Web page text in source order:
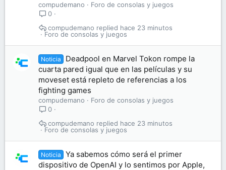
compudemano
Foro de consolas y juegos
0
Foro de consolas y juegos
hace 23 minutos
compudemano
Noticia
Deadpool en Marvel Tokon rompe la
cuarta pared igual que en las películas y su
moveset está repleto de referencias a los
fighting games
compudemano
Foro de consolas y juegos
0
Foro de consolas y juegos
hace 23 minutos
compudemano
Noticia
Ya sabemos cómo será el primer
dispositivo de OpenAI y lo sentimos por Apple,